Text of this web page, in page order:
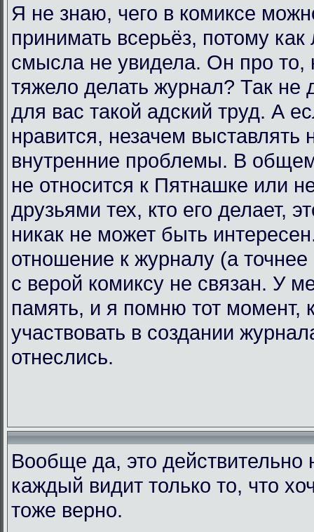
Я не знаю, чего в комиксе
принимать всерьёз, потому
смысла не увидела. Он про то,
тяжело делать журнал? Так не
для вас такой адский труд. А
нравится, незачем выставлять
внутренние проблемы. В
не относится к Пятнашке или
друзьями тех, кто его делает,
никак не может быть
отношение к журналу (а точнее
с верой комиксу не связан. У
память, и я помню тот момент,
участвовать в создании
отнеслись.
Вообще да, это действительно
каждый видит только то, что
тоже верно.